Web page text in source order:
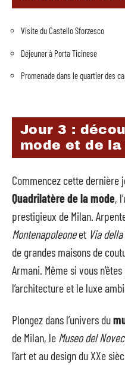
Visite du Castello Sforzesco
Déjeuner à Porta Ticinese
Promenade dans le quartier des
Jour 3 :
mode et de
Commencez cette dernière
Quadrilatère de la mode,
prestigieux de Milan.
Montenapoleoneet Via
de grandes maisons de
Armani. Même si vous
l’architecture et le luxe
Plongez dans l’univers du
de Milan, le Museo del
l’art et au design du XXe